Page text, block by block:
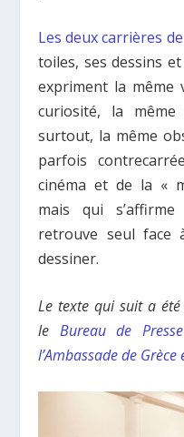
Les deux carrières
toiles, ses dessins
expriment la même
curiosité, la
surtout, la même
parfois
cinéma et de la «
mais qui
retrouve seul face
dessiner.
Le texte qui suit a
le Bureau de
l’Ambassade de Grèce